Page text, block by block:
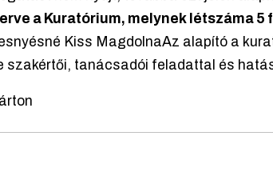
a Kuratórium, melynek létszáma
Kiss MagdolnaAz alapító a
szakértői, tanácsadói feladattal és